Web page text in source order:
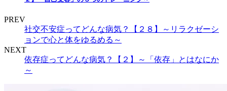
PREV
社交不安症ってどんな病気？【２８】～リラクゼーシ
ョンで心と体をゆるめる～
NEXT
依存症ってどんな病気？【２】～「依存」とはなにか
～